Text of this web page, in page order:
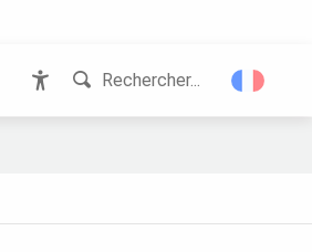
Rechercher...